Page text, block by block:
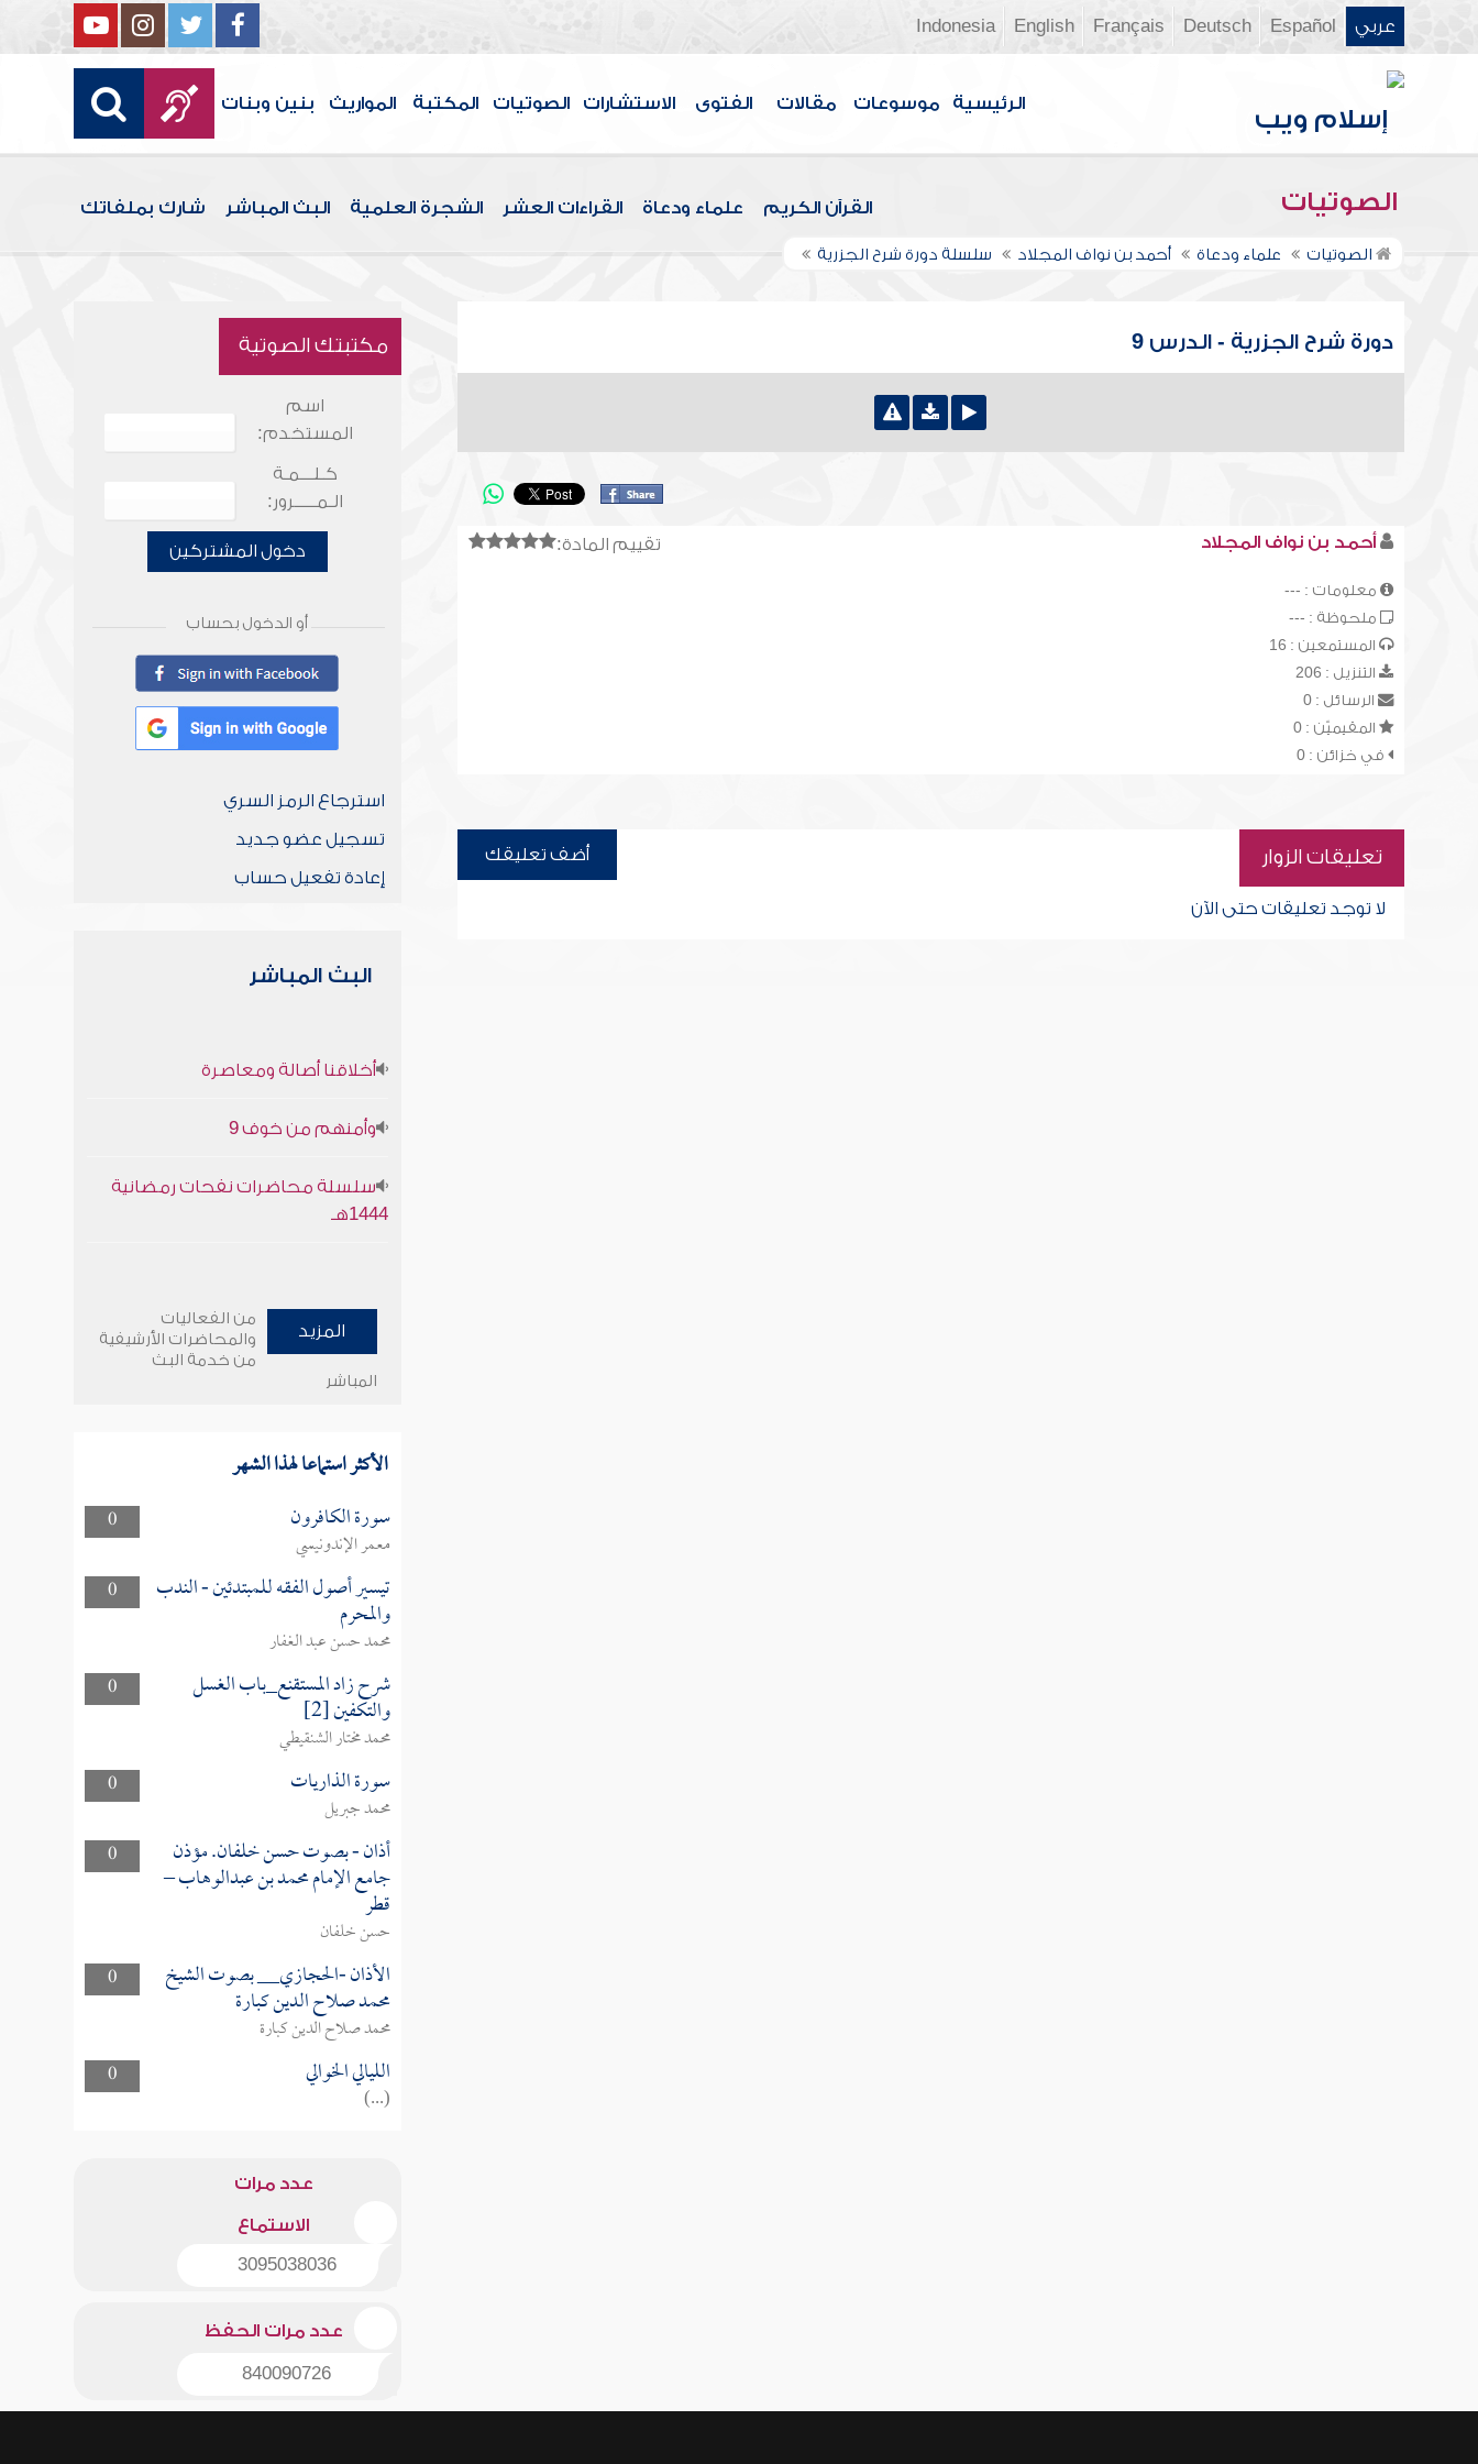
عربي Español
Deutsch
Français
English
Indonesia
الرئيسية موسوعات مقالات الفتوى الاستشارات الصوتيات المكتبة المواريث بنين وبنات
الصوتيات القرآن الكريم علماء ودعاة القراءات العشر الشجرة العلمية البث المباشر شارك بملفاتك
الصوتيات علماء ودعاة أحمد بن نواف المجلاد سلسلة دورة شرح الجزرية
دورة شرح الجزرية - الدرس 9
تقييم المادة: أحمد بن نواف المجلاد
معلومات : ---
ملحوظة : ---
المستمعين : 16
التنزيل : 206
الرسائل : 0
المقيميّن : 0
في خزائن : 0
تعليقات الزوار أضف تعليقك
لا توجد تعليقات حتى الآن
مكتبتك الصوتية
اسم
المستخدم:
كـلـــمـة
الـمـــــرور:
دخول المشتركين
أو الدخول بحساب
استرجاع الرمز السري
تسجيل عضو جديد
إعادة تفعيل حساب
البث المباشر
أخلاقنا أصالة ومعاصرة
وأمنهم من خوف 9
سلسلة محاضرات نفحات رمضانية
1444هـ
المزيد
من الفعاليات
والمحاضرات الأرشيفية
من خدمة البث
المباشر
الأكثر استماعا لهذا الشهر
0 سورة الكافرون
معمر الإندونيسي
0
تيسير أصول الفقه للمبتدئين - الندب
والمحرم
محمد حسن عبد الغفار
0
شرح زاد المستقنع_باب الغسل
والتكفين [2]
محمد مختار الشنقيطي
0
سورة الذاريات
محمد جبريل
0
أذان - بصوت حسن خلفان. مؤذن
جامع الإمام محمد بن عبدالوهاب –
قطر
حسن خلفان
0
الأذان -الحجازي__ بصوت الشيخ
محمد صلاح الدين كبارة
محمد صلاح الدين كبارة
0
الليالي الخوالي
(...)
عدد مرات
الاستماع
3095038036
عدد مرات الحفظ
840090726